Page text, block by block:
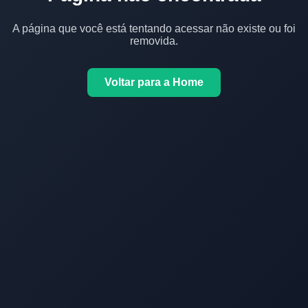
A página que você está tentando acessar não existe ou foi
removida.
Voltar para a Home